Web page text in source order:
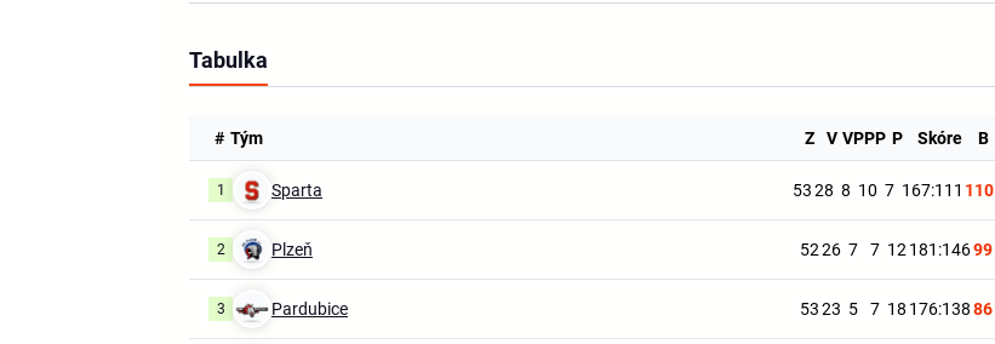
Tabulka
# Tým Z V VPPP P Skóre B
1 Sparta 5328 8 10 7 167:111 110
2 Plzeň 5226 7 7 12 181:14699
3 Pardubice 5323 5 7 18 176:13886